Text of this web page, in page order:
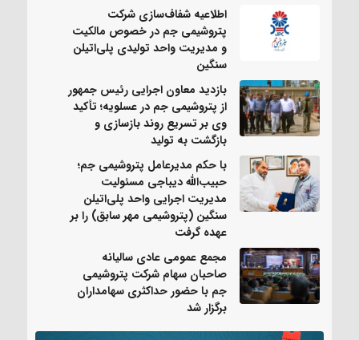
اطلاعیه شفاف‌سازی شرکت
پتروشیمی جم در خصوص مالکیت
و مدیریت واحد تولیدی پلی‌اتیلن
سنگین
بازدید معاون اجرایی رئیس جمهور
از پتروشیمی جم در عسلویه؛ تأکید
وی بر تسریع روند بازسازی و
بازگشت به تولید
با حکم مدیرعامل پتروشیمی جم؛
حبیب‌الله دیباجی مسئولیت
مدیریت اجرایی واحد پلی‌اتیلن
سنگین (پتروشیمی مهر سابق) را بر
عهده گرفت
مجمع عمومی عادی سالیانه
صاحبان سهام شرکت پتروشیمی
جم با حضور حداکثری سهامداران
برگزار شد